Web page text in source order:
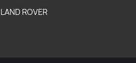
LAND ROVER